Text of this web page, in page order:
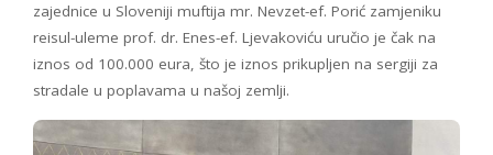
zajednice u Sloveniji muftija mr. Nevzet-ef. Porić zamjeniku
reisul-uleme prof. dr. Enes-ef. Ljevakoviću uručio je čak na
iznos od 100.000 eura, što je iznos prikupljen na sergiji za
stradale u poplavama u našoj zemlji.